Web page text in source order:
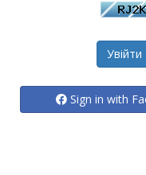
Sign in with